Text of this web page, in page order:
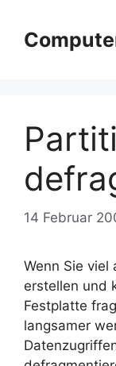
Inhalt
springen
14 Februar
Wenn Sie viel
erstellen und
Festplatte
langsamer